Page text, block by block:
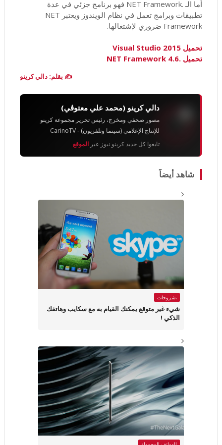
أما الـ .NET Framework فهو برنامج جزئي في عدة
تطبيقات وبرامج تعمل في نظام الويندوز ويعتبر NET
Framework ضروري لإشتغالها.
تحميل Visual Studio 2015
تحميل .NET Framework 4.6
✍️ بقلم: دالي كرينو
دالي كرينو (محمد علي معتوڨي)
مصور صحفي ومخرج، رئيس تحرير مجموعة كرينو
للإنتاج الإعلامي (سينما وتلفزيون) - CarinoTV
تابعوا كل جديد كرينو نيوز عبر الموقع
شاهد أيضاً
،شروحات
شيء غير متوقع يمكنك القيام به مع سكايب وهاتفك
الذكي !